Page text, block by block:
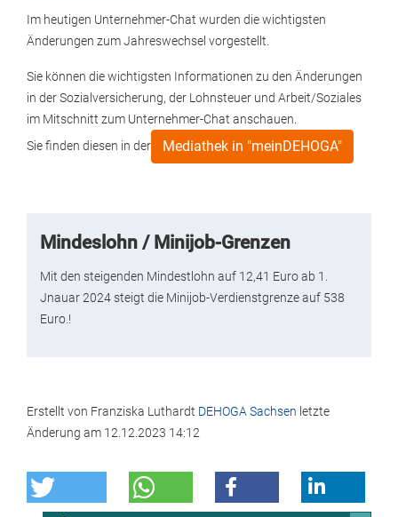
Im heutigen Unternehmer-Chat wurden die wichtigsten
Änderungen zum Jahreswechsel vorgestellt.
Sie können die wichtigsten Informationen zu den Änderungen
in der Sozialversicherung, der Lohnsteuer und Arbeit/Soziales
im Mitschnitt zum Unternehmer-Chat anschauen.
Sie finden diesen in der
Mediathek in "meinDEHOGA"
Mindeslohn / Minijob-Grenzen
Mit den steigenden Mindestlohn auf 12,41 Euro ab 1.
Jnauar 2024 steigt die Minijob-Verdienstgrenze auf 538
Euro.!
Erstellt von Franziska Luthardt DEHOGA Sachsen letzte
Änderung am 12.12.2023 14:12